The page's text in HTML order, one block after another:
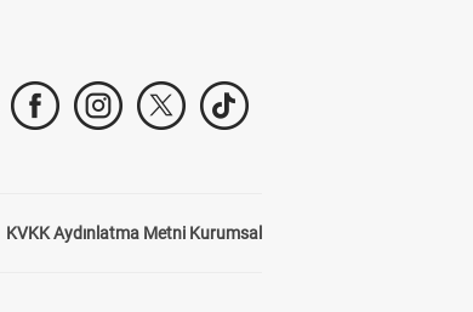
KVKK Aydınlatma Metni Kurumsal